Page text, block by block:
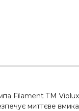
Filament ТМ
миттєве